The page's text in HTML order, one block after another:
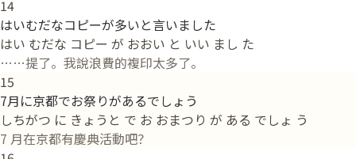
14
はいむだなコピーが多いと言いました
はい むだな コピー が おおい と いい まし た
……提了。我說浪費的複印太多了。
15
7月に京都でお祭りがあるでしょう
しちがつ に きょうと で お おまつり が ある でしょ う
7 月在京都有慶典活動吧？